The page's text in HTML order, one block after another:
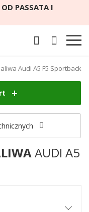
OD PASSATA I
Audi A5 F5 Sportback
AUDI A5